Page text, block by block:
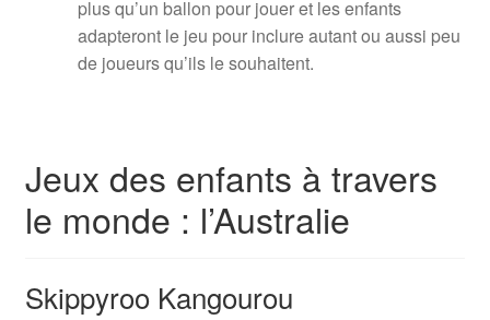
plus qu’un ballon pour jouer et les enfants
adapteront le jeu pour inclure autant ou aussi peu
de joueurs qu’ils le souhaitent.
Jeux des enfants à travers
le monde : l’Australie
Skippyroo Kangourou